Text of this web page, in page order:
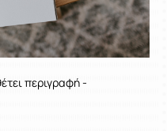
περιγραφή -